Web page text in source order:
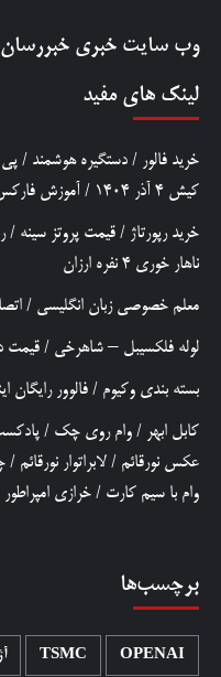
وب سایت خبری خبررسان
لینک های مفید
خرید فالور / دستگیره هوشمند /
کیش 4 آذر 1404
/ آموزش
خرید رپورتاژ / قیمت پروتز سینه /
ناهار خوری 4 نفره ارزان
معلم خصوصی زبان انگلیسی /
لوله فلکسیبل – شاهرخی / قیمت
بسته بندی وکیوم / فالوور رایگان
کابل ابهر / وام روی چک /
عکس نورقائم / لابراتوار نورقائم /
وام با سیم کارت / خرازی امپراطور
برچسب‌ها
OPENAI
TSMC